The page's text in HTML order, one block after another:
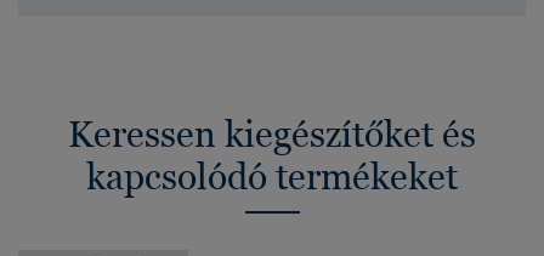
Keressen kiegészítőket és
kapcsolódó termékeket